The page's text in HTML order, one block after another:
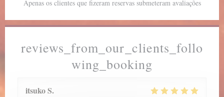
reviews_from_our_clients_follo
wing_booking
itsukoS
Apenas os clientes que fizeram reservas submeteram avaliações